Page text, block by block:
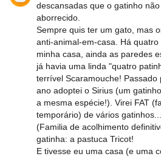
descansadas que o gatinho
aborrecido.
Sempre quis ter um gato, mas
anti-animal-em-casa. Há
minha casa, ainda as paredes
já havia uma linda "quatro
terrível Scaramouche! Passado
ano adoptei o Sirius (um
a mesma espécie!). Virei FAT
temporário) de vários
(Familia de acolhimento
gatinha: a pastuca Tricot!
E tivesse eu uma casa (e uma